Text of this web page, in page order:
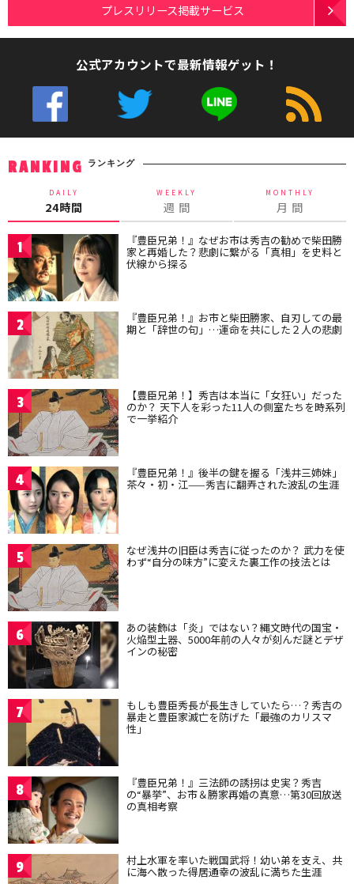
プレスリリース掲載サービス
公式アカウントで最新情報ゲット！
RANKING ランキング
DAILY
24時間
WEEKLY
週 間
MONTHLY
月 間
1 『豊臣兄弟！』なぜお市は秀吉の勧めで柴田勝
家と再婚した？悲劇に繋がる「真相」を史料と
伏線から探る
2 『豊臣兄弟！』お市と柴田勝家、自刃しての最
期と「辞世の句」…運命を共にした２人の悲劇
3 【豊臣兄弟！】秀吉は本当に「女狂い」だった
のか？ 天下人を彩った11人の側室たちを時系列
で一挙紹介
4 『豊臣兄弟！』後半の鍵を握る「浅井三姉妹」
茶々・初・江——秀吉に翻弄された波乱の生涯
5 なぜ浅井の旧臣は秀吉に従ったのか？ 武力を使
わず“自分の味方”に変えた裏工作の技法とは
6 あの装飾は「炎」ではない？縄文時代の国宝・
火焔型土器、5000年前の人々が刻んだ謎とデザ
インの秘密
7 もしも豊臣秀長が長生きしていたら…？秀吉の
暴走と豊臣家滅亡を防げた「最強のカリスマ
性」
8 『豊臣兄弟！』三法師の誘拐は史実？秀吉
の“暴挙”、お市＆勝家再婚の真意…第30回放送
の真相考察
9 村上水軍を率いた戦国武将！幼い弟を支え、共
に海へ散った得居通幸の波乱に満ちた生涯